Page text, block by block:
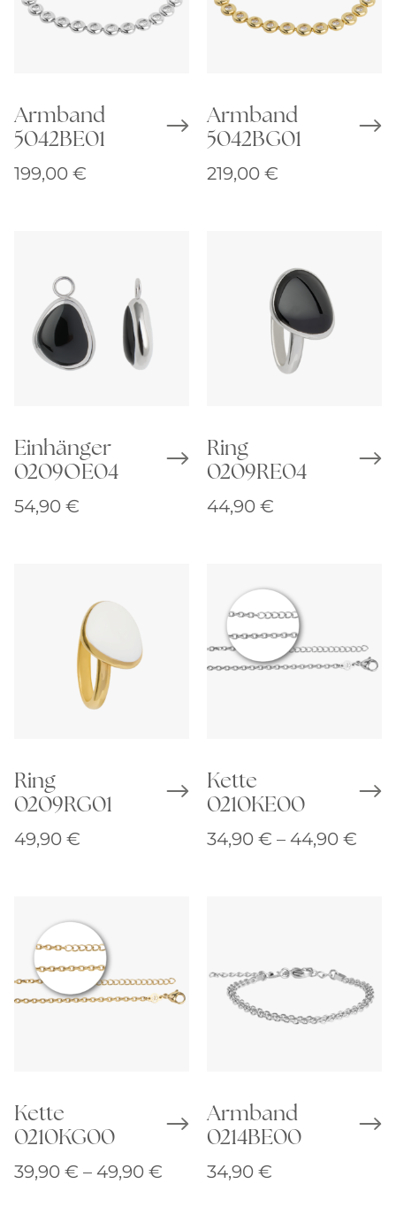
Armband
5042BE01
199,00 €
Armband
5042BG01
219,00 €
Einhänger
0209OE04
54,90 €
Ring
0209RE04
44,90 €
Ring
0209RG01
49,90 €
Kette
0210KE00
34,90 € – 44,90 €
Kette
0210KG00
39,90 € – 49,90 € Preisspanne:
Armband
0214BE00
34,90 €